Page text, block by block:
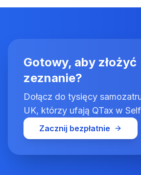
Gotowy, aby złożyć
zeznanie?
Dołącz do tysięcy
UK, którzy ufają QTax w
Zacznij bezpłatnie